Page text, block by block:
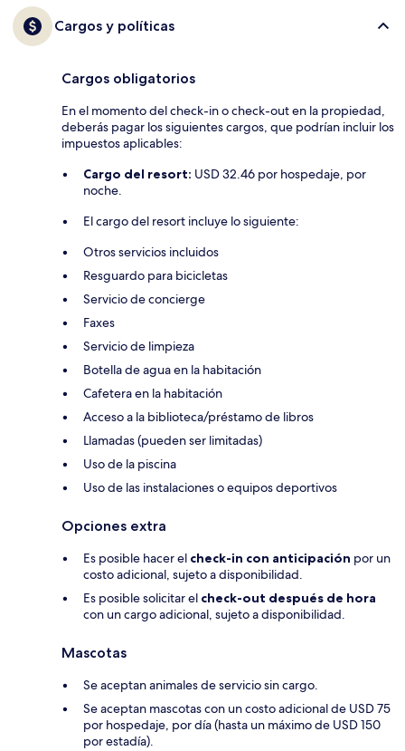
Cargos y políticas
Cargos obligatorios
En el momento del check-in o check-out en la propiedad,
deberás pagar los siguientes cargos, que podrían incluir los
impuestos aplicables:
Cargo del resort: USD 32.46 por hospedaje, por
noche.
El cargo del resort incluye lo siguiente:
Otros servicios incluidos
Resguardo para bicicletas
Servicio de concierge
Faxes
Servicio de limpieza
Botella de agua en la habitación
Cafetera en la habitación
Acceso a la biblioteca/préstamo de libros
Llamadas (pueden ser limitadas)
Uso de la piscina
Uso de las instalaciones o equipos deportivos
Opciones extra
Es posible hacer el check-in con anticipación por un
costo adicional, sujeto a disponibilidad.
Es posible solicitar el check-out después de hora
con un cargo adicional, sujeto a disponibilidad.
Mascotas
Se aceptan animales de servicio sin cargo.
Se aceptan mascotas con un costo adicional de USD 75
por hospedaje, por día (hasta un máximo de USD 150
por estadía).